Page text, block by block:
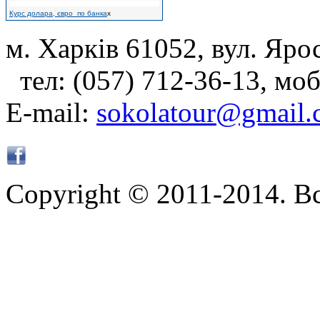
Курс долара, євро по банках
м. Харків 61052, вул.
тел: (057) 712-36-13,
E-mail:
Copyright © 2011-2014.